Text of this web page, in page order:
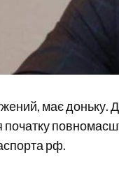
має доньку.
початку
рф.